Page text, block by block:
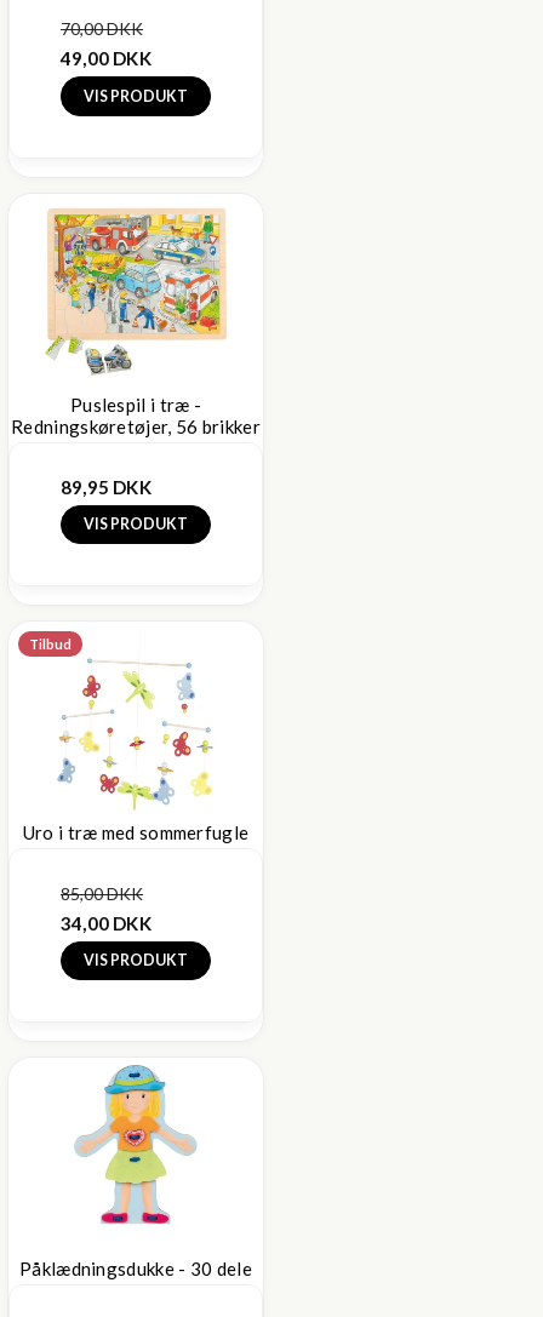
70,00 DKK
49,00 DKK
VIS PRODUKT
Puslespil i træ -
Redningskøretøjer, 56 brikker
89,95 DKK
VIS PRODUKT
Tilbud
Uro i træ med sommerfugle
85,00 DKK
34,00 DKK
VIS PRODUKT
Påklædningsdukke - 30 dele